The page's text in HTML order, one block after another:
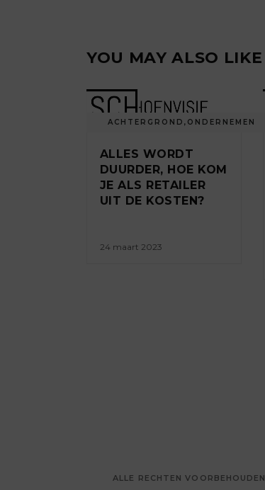
YOU MAY ALSO LIKE
ACHTERGROND , ONDERNEMEN
ALLES WORDT
DUURDER, HOE KOM
JE ALS RETAILER
UIT DE KOSTEN?
24 maart 2023
ALLE RECHTEN VOORBEHOUDEN